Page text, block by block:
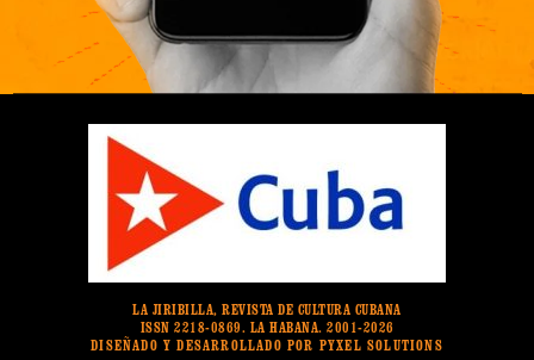
LA JIRIBILLA, REVISTA DE CULTURA CUBANA
ISSN 2218-0869. LA HABANA. 2001-2026
DISEÑADO Y DESARROLLADO POR PYXEL SOLUTIONS